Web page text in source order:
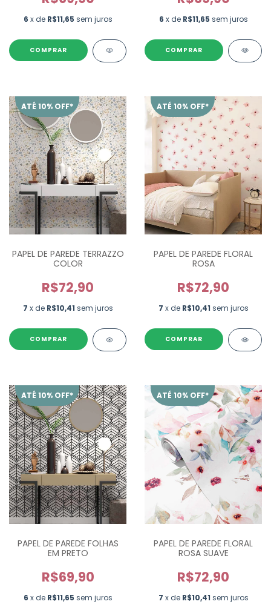
6 x de R$11,65 sem juros 6 x de R$11,65 sem juros
ATÉ 10% OFF*
PAPEL DE PAREDE TERRAZZO
COLOR
R$72,90
7 x de R$10,41 sem juros
ATÉ 10% OFF*
PAPEL DE PAREDE FLORAL
ROSA
R$72,90
7 x de R$10,41 sem juros
ATÉ 10% OFF*
PAPEL DE PAREDE FOLHAS
EM PRETO
R$69,90
6 x de R$11,65 sem juros
ATÉ 10% OFF*
PAPEL DE PAREDE FLORAL
ROSA SUAVE
R$72,90
7 x de R$10,41 sem juros